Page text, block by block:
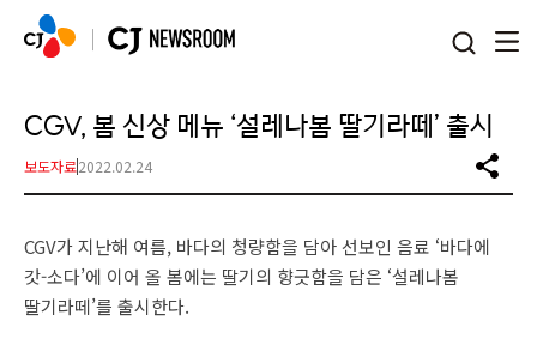
CGV, 봄 신상 메뉴 ‘설레나봄 딸기라떼’ 출시
보도자료2022.02.24
CGV가 지난해 여름, 바다의 청량함을 담아 선보인 음료 ‘바다에
갓-소다’에 이어 올 봄에는 딸기의 향긋함을 담은 ‘설레나봄
딸기라떼’를 출시한다.